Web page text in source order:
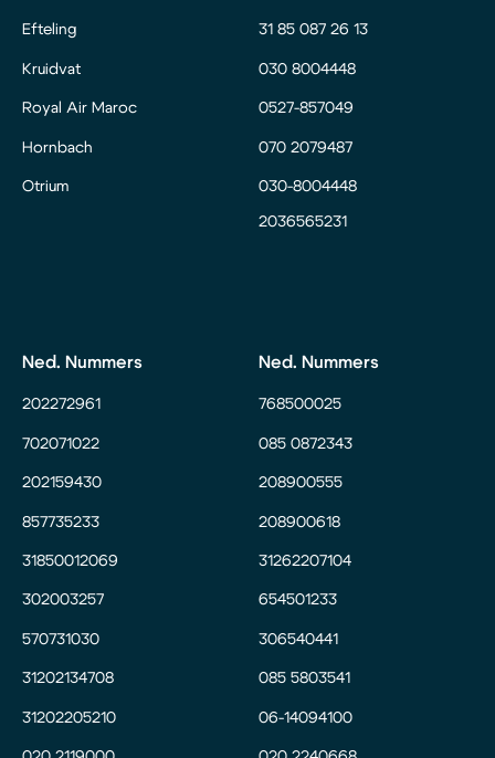
Efteling
Kruidvat
Royal Air Maroc
Hornbach
Otrium
31 85 087 26 13
030 8004448
0527-857049
070 2079487
030-8004448
2036565231
Ned. Nummers
202272961
702071022
202159430
857735233
31850012069
302003257
570731030
31202134708
31202205210
Ned. Nummers
768500025
085 0872343
208900555
208900618
31262207104
654501233
306540441
085 5803541
06-14094100